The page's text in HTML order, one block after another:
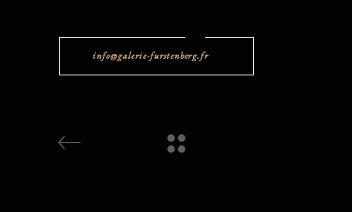
info@galerie-furstenberg.fr